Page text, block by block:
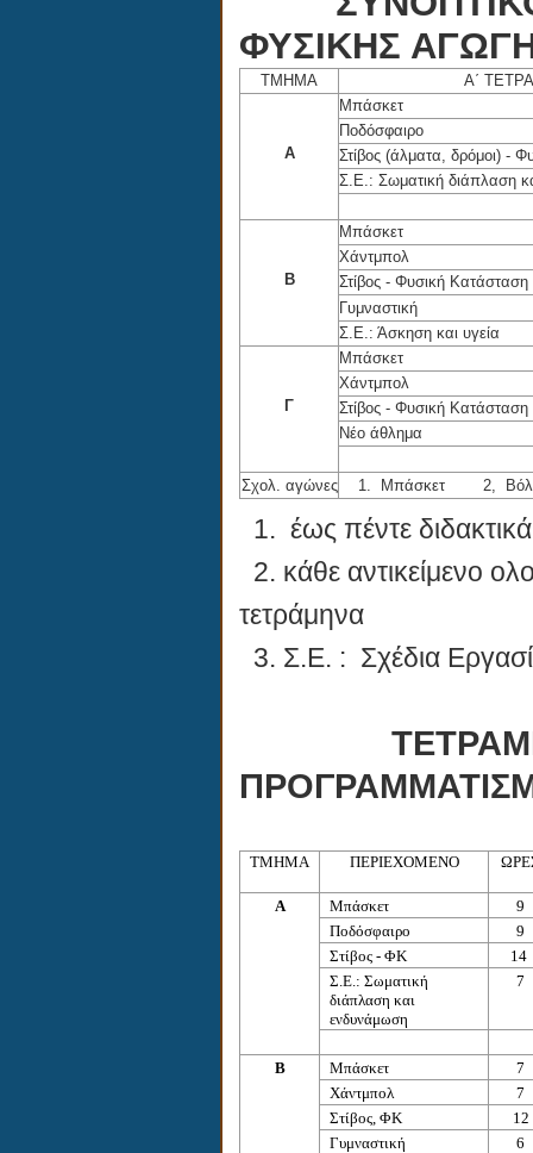
ΦΥΣΙΚΗΣ
ΤΜΗΜΑ Α΄
Α
Μπάσκετ
Ποδόσφαιρο
Στίβος (άλματα, δρόμοι) -
Σ.Ε.: Σωματική διάπλαση
Β
Μπάσκετ
Χάντμπολ
Στίβος - Φυσική Κατάσταση
Γυμναστική
Σ.Ε.: Άσκηση και υγεία
Γ
Μπάσκετ
Χάντμπολ
Στίβος - Φυσική Κατάσταση
Νέο άθλημα
Σχολ. αγώνες 1. Μπάσκετ 2,
1. έως πέντε
2. κάθε αντικείμενο
τετράμηνα
3. Σ.Ε. : Σχέδια
ΤΜΗΜΑ ΠΕΡΙΕΧΟΜΕΝΟ
Α Μπάσκετ
9
Ποδόσφαιρο
9
Στίβος - ΦΚ
14
Σ.Ε.: Σωματική
διάπλαση και
ενδυνάμωση
7
Β Μπάσκετ
7
Χάντμπολ
7
Στίβος, ΦΚ
12
Γυμναστική
6